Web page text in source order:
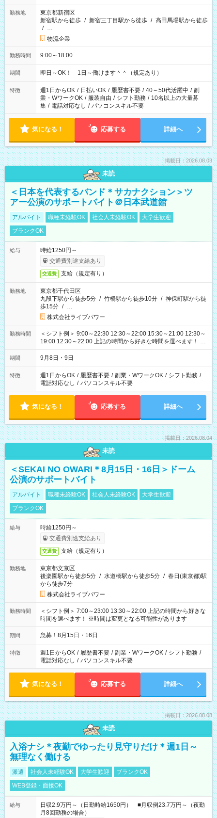
勤務地
東京都新宿区
新宿駅から徒歩 / 新宿三丁目駅から徒歩 / 高田馬場駅から徒歩
/ …
物流企業
勤務時間 9:00～18:00
期間 即日～OK！ 1日～働けます＾＾（規定あり）
特徴 週1日からOK / 日払いOK / 履歴書不要 / 40～50代活躍中 / 副
業・WワークOK / 服装自由 / シフト勤務 / 10名以上の大量募
集 / 電話対応なし / パソコンスキル不要
気になる！ 応募する 詳細へ
掲載日：2026.08.03
未読
＜日本を代表するバンド＊サカナクション＞ツ
アー公演のサポートバイト＠日本武道館
アルバイト 職種未経験OK 社会人未経験OK
大学生歓迎
ブランクOK
給与
時給1250円～
交通費別途支給あり
交通費 支給（規定有り）
勤務地
東京都千代田区
九段下駅から徒歩5分 / 竹橋駅から徒歩10分 / 神保町駅から徒
歩15分 / …
株式会社ライブパワー
勤務時間
＜シフト例＞ 9:00～22:30 12:30～22:00 15:30～21:00 12:30～
19:00 12:30～22:00 上記の時間から好きな時間を選べます！ ※
時間は変更となる可能性があります
期間 9月8日・9日
特徴 週1日からOK / 履歴書不要 / 副業・WワークOK / シフト勤務 /
電話対応なし / パソコンスキル不要
気になる！ 応募する 詳細へ
掲載日：2026.08.04
未読
＜SEKAI NO OWARI＊8月15日・16日＞ドーム
公演のサポートバイト
アルバイト 職種未経験OK 社会人未経験OK
大学生歓迎
ブランクOK
給与
時給1250円～
交通費別途支給あり
交通費 支給（規定有り）
勤務地
東京都文京区
後楽園駅から徒歩5分 / 水道橋駅から徒歩5分 / 春日(東京都)駅
から徒歩7分
株式会社ライブパワー
勤務時間
＜シフト例＞ 7:00～23:00 13:30～22:00 上記の時間から好きな
時間を選べます！ ※時間は変更となる可能性があります
期間 急募！8月15日・16日
特徴 週1日からOK / 履歴書不要 / 副業・WワークOK / シフト勤務 /
電話対応なし / パソコンスキル不要
気になる！ 応募する 詳細へ
掲載日：2026.08.08
未読
入浴ナシ＊夜勤でゆったり見守りだけ＊週1日～
無理なく働ける
派遣 社会人未経験OK 大学生歓迎
ブランクOK
WEB登録・面接OK
給与
日収2.9万円～（日勤時給1650円） ■月収例23.7万円～（夜勤
月8回勤務の場合）